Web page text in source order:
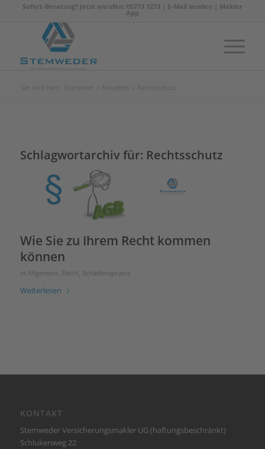
Sofort-Beratung? Jetzt anrufen: 05773 1273 | E-Mail senden Makler
App
Sie sind hier: Startseite Aktuelles Rechtsschutz
Schlagwortarchiv für: Rechtsschutz
Wie Sie zu Ihrem Recht kommen
können
in Allgemein, Recht, Schadenspraxis
Weiterlesen
KONTAKT
Stemweder Versicherungsmakler UG (haftungsbeschränkt)
Schlukenweg 22